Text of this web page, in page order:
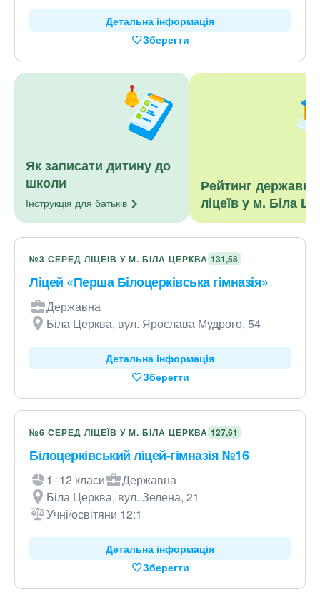
Детальна інформація
Зберегти
Як записати дитину до
школи
Інструкція для батьків
Рейтинг
ліцеїв у м. Біла
№3 СЕРЕД ЛІЦЕЇВ У М. БІЛА ЦЕРКВА 131,58
Ліцей «Перша Білоцерківська гімназія»
Державна
Біла Церква, вул. Ярослава Мудрого, 54
Детальна інформація
Зберегти
№6 СЕРЕД ЛІЦЕЇВ У М. БІЛА ЦЕРКВА 127,61
Білоцерківський ліцей-гімназія №16
1–12 класи
Державна
Біла Церква, вул. Зелена, 21
Учні/освітяни 12:1
Детальна інформація
Зберегти